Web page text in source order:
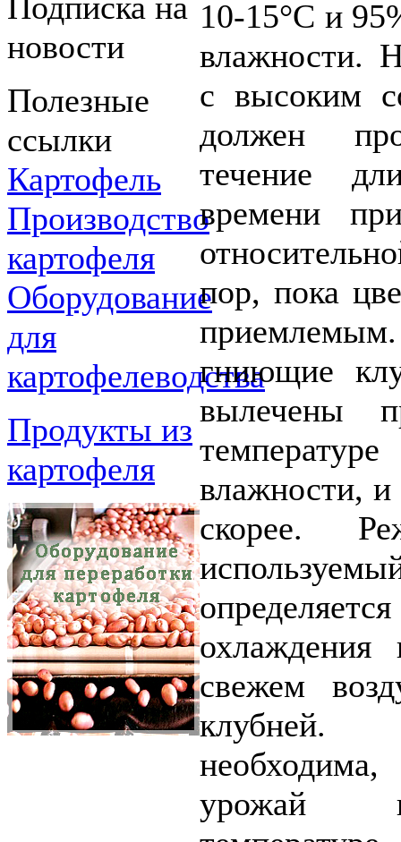
новости
Полезные
ссылки
Картофель
Производство
картофеля
Оборудование
для
картофелеводства
Продукты из
картофеля
10-15°C и
влажности.
с высоким
должен
течение
времени
пор, пока
гниющие
вылечены
влажности,
скорее.
свежем
урожай